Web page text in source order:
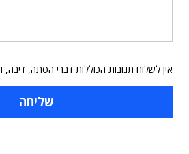
אין לשלוח תגובות הכוללות דברי הסתה, דיבה,